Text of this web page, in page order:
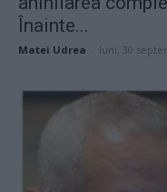
Înainte...
Matei Udrea luni, 30